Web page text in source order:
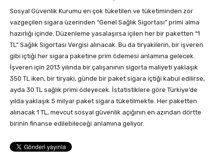
Sosyal Güvenlik Kurumu en çok tüketilen ve tüketiminden zor
vazgeçilen sigara üzerinden “Genel Sağlık Sigortası” primi alma
hazırlığı içinde. Düzenleme yasalaşırsa içilen her bir paketten “1
TL” Sağlık Sigortası Vergisi alınacak. Bu da tiryakilerin, bir işveren
gibi içtiği her sigara paketine prim ödemesi anlamına gelecek.
İşveren için 2013 yılında bir çalışanının sigorta maliyeti yaklaşık
350 TL iken, bir tiryaki, günde bir paket sigara içtiği kabul edilirse,
ayda 30 TL sağlık primi ödeyecek. İstatistiklere göre Türkiye’de
yılda yaklaşık 5 milyar paket sigara tüketilmekte. Her paketten
alınacak 1 TL, mevcut sosyal güvenlik açığının en azından dörtte
birinin finanse edilebileceği anlamına geliyor.